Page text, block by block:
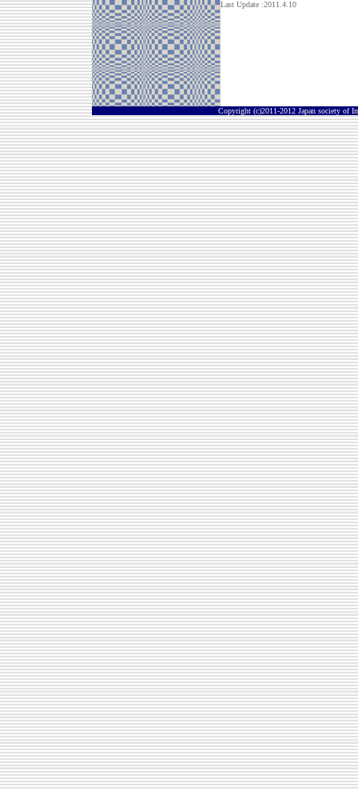
Last Update :2011.4.10
Copyright (c)2011-2012 Japan society of